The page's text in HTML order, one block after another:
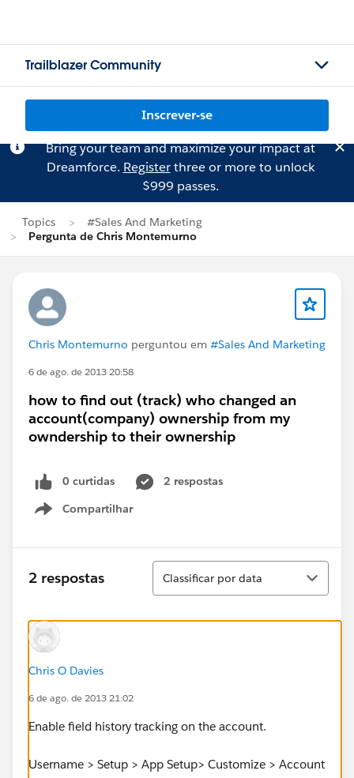
Trailblazer Community
Inscrever-se
Bring your team and maximize your impact at
Dreamforce. Registerthree or more to unlock
$999 passes.
Topics
#Sales And Marketing
Pergunta de Chris Montemurno
Chris Montemurno perguntou em #Sales And Marketing
6 de ago. de 2013 20:58
how to find out (track) who changed an
account(company) ownership from my
owndership to their ownership
0 curtidas
2 respostas
Compartilhar
Show menu
2 respostas
Classificar
Classificar por data
Chris O Davies
6 de ago. de 2013 21:02
Enable field history tracking on the account.
Username > Setup > App Setup> Customize > Account